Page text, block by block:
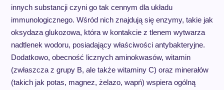
innych substancji czyni go tak cennym dla układu
immunologicznego. Wśród nich znajdują się enzymy, takie jak
oksydaza glukozowa, która w kontakcie z tlenem wytwarza
nadtlenek wodoru, posiadający właściwości antybakteryjne.
Dodatkowo, obecność licznych aminokwasów, witamin
(zwłaszcza z grupy B, ale także witaminy C) oraz minerałów
(takich jak potas, magnez, żelazo, wapń) wspiera ogólną